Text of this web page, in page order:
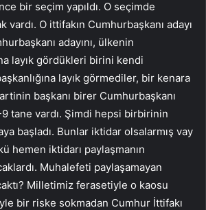
bir seçim yapıldı. O seçimde
vardı. O ittifakın Cumhurbaşkanı adayı
adayını, ülkenin
layık gördükleri birini kendi
layık görmediler, bir kenara
başkanı birer Cumhurbaşkanı
9 tane vardı. Şimdi hepsi birbirinin
başladı. Bunlar iktidar olsalarmış vay
hemen iktidarı paylaşmanın
Muhalefeti paylaşamayan
Milletimiz ferasetiyle o kaosu
bir riske sokmadan Cumhur İttifakı